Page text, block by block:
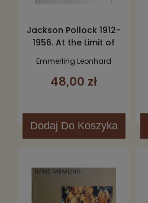
Jackson Pollock 1912-
1956. At the Limit of
Emmerling Leonhard
48,00 zł
Dodaj Do Koszyka